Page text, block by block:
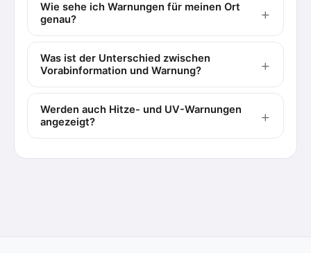
Wie sehe ich Warnungen für meinen Ort
genau?
Was ist der Unterschied zwischen
Vorabinformation und Warnung?
Werden auch Hitze- und UV-Warnungen
angezeigt?